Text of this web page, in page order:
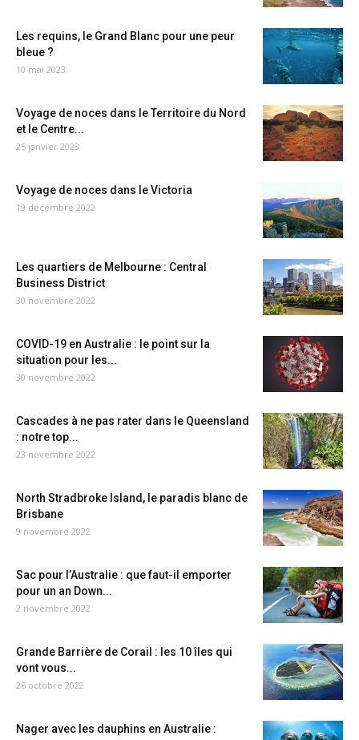
Les requins, le Grand Blanc pour une peur
bleue ?
10 mai 2023
Voyage de noces dans le Territoire du Nord
et le Centre...
25 janvier 2023
Voyage de noces dans le Victoria
19 décembre 2022
Les quartiers de Melbourne : Central
Business District
30 novembre 2022
COVID-19 en Australie : le point sur la
situation pour les...
30 novembre 2022
Cascades à ne pas rater dans le Queensland
: notre top...
23 novembre 2022
North Stradbroke Island, le paradis blanc de
Brisbane
9 novembre 2022
Sac pour l’Australie : que faut-il emporter
pour un an Down...
2 novembre 2022
Grande Barrière de Corail : les 10 îles qui
vont vous...
26 octobre 2022
Nager avec les dauphins en Australie :